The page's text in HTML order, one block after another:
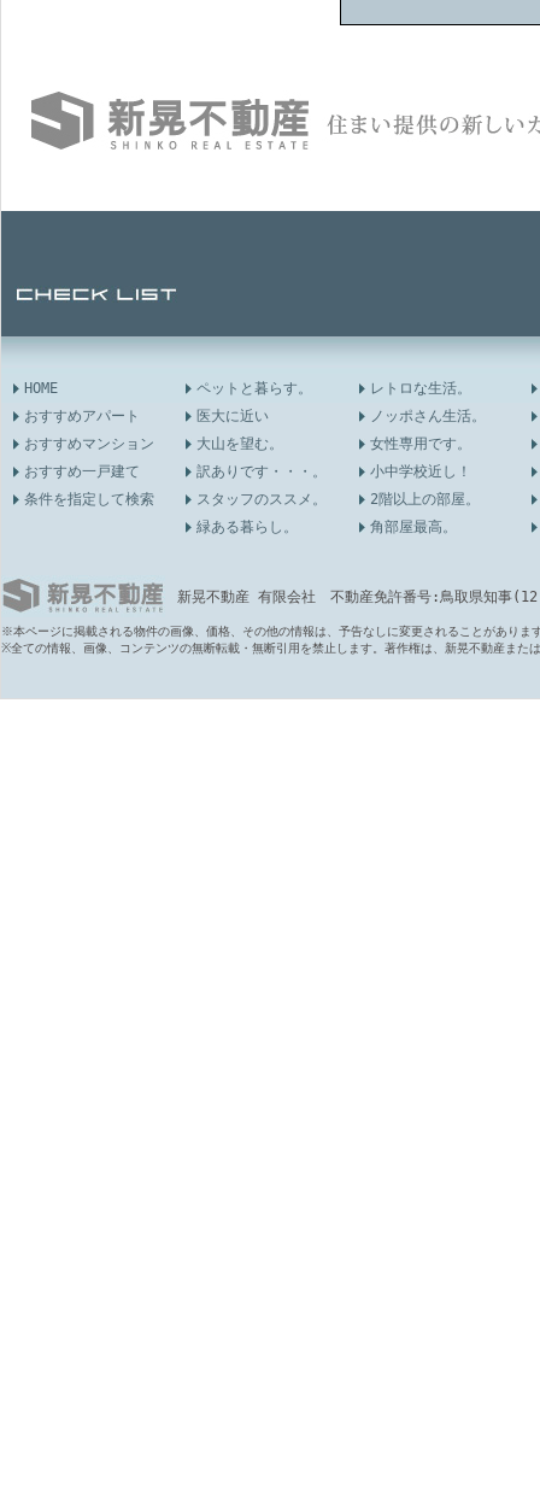
HOME
おすすめアパート
おすすめマンション
おすすめ一戸建て
条件を指定して検索
ペットと暮らす。
医大に近い
大山を望む。
訳ありです・・・。
スタッフのススメ。
緑ある暮らし。
レトロな生活。
ノッポさん生活。
女性専用です。
小中学校近し！
2階以上の部屋。
角部屋最高。
新晃不動産 有限会社 不動産免許番号:鳥取県知事
※本ページに掲載される物件の画像、価格、その他の情報は、予告なしに変更されることがありま
※全ての情報、画像、コンテンツの無断転載・無断引用を禁止します。著作権は、新晃不動産また